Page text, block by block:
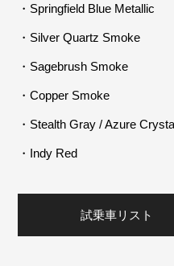
・Springfield Blue Metallic
・Silver Quartz Smoke
・Sagebrush Smoke
・Copper Smoke
・Stealth Gray / Azure
・Indy Red
試乗車リスト